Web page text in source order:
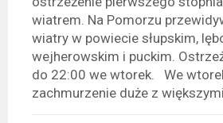
wiatrem. Na Pomorzu
wiatry w powiecie słupskim,
wejherowskim i puckim.
do 22:00 we wtorek. We
zachmurzenie duże z